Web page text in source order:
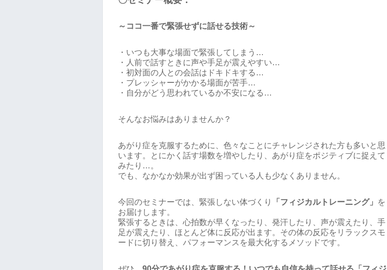
～ココ一番で緊張せずに話せる技術～
・いつも大事な場面で緊張してしまう…
・人前で話すときに声や手足が震えやすい…
・初対面の人との会話はドキドキする…
・プレッシャーがかかる場面が苦手…
・自分がどう思われているか不安になる…
そんなお悩みはありませんか？
あがり症を克服するために、色々なことにチャレンジされた方も多いと思
います。とにかく話す場数を増やしたり、あがり症をポジティブに捉えて
みたり…。
でも、なかなか効果が出ず困っている人も少なくありません。
今回のセミナーでは、緊張しない体づくり 「フィジカルトレーニング」
を
お届けします。
緊張するときは、心拍数が早くなったり、発汗したり、声が震えたり、手
足が震えたり、ほとんど体に反応が出ます。その体の反応をリラックスモ
ードに切り替え、パフォーマンスを最大化するメソッドです。